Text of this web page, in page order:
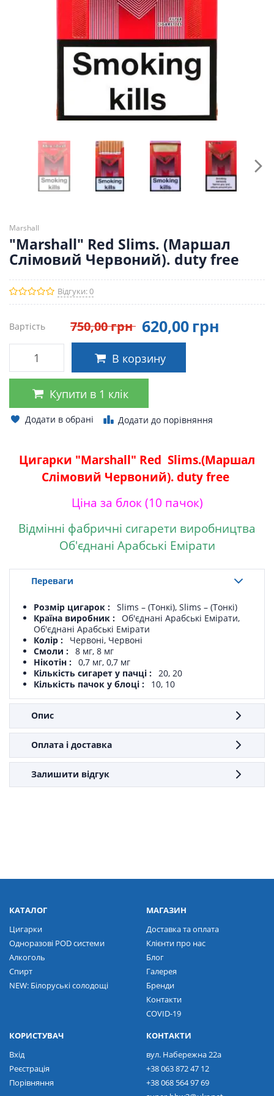
Marshall
"Marshall" Red Slims. (Маршал
Слімовий Червоний). duty free
Відгуки: 0
Вартість 750,00грн 620,00 грн
В корзину
Купити в 1 клік
Додати в обрані Додати до порівняння
Цигарки "Marshall" Red Slims.(Маршал
Слімовий Червоний). duty free
Ціна за блок (10 пачок)
Відмінні фабричні сигарети виробництва
Об'єднані Арабські Емірати
Переваги
Розмір цигарок
Slims – (Тонкі), Slims – (Тонкі)
Країна виробник
Об'єднані Арабські Емірати,
Об'єднані Арабські Емірати
Колір
Червоні, Червоні
Смоли
8 мг, 8 мг
Нікотін
0,7 мг, 0,7 мг
Кількість сигарет у пачці
20, 20
Кількість пачок у блоці
10, 10
Опис
Оплата і доставка
Залишити відгук
КАТАЛОГ
Цигарки
Одноразові POD системи
Алкоголь
Спирт
NEW: Білоруські солодощі
МАГАЗИН
Доставка та оплата
Клієнти про нас
Блог
Галерея
Бренди
Контакти
COVID-19
КОРИСТУВАЧ
Вхід
Реєстрація
Порівняння
КОНТАКТИ
вул. Набережна 22а
+38 063 872 47 12
+38 068 564 97 69